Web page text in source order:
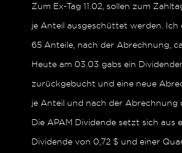
Zum Ex-Tag 11.02, sollen zum
je Anteil ausgeschüttet werden. Ich
65 Anteile, nach der Abrechnung,
Heute am 03.03 gabs ein
zurückgebucht und eine neue
je Anteil und nach der Abrechnung
Die APAM Dividende setzt sich aus
Dividende von 0,72 $ und einer